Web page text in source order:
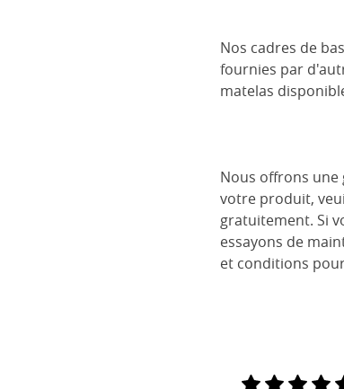
Nos cadres de
fournies par
matelas
Nous offrons une
votre produit,
gratuitement. Si
essayons de
et conditions